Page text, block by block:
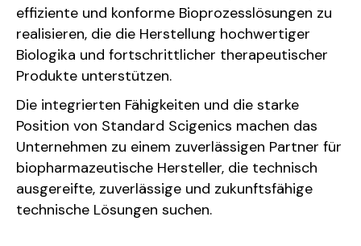
effiziente und konforme Bioprozesslösungen zu
realisieren, die die Herstellung hochwertiger
Biologika und fortschrittlicher therapeutischer
Produkte unterstützen.
Die integrierten Fähigkeiten und die starke
Position von Standard Scigenics machen das
Unternehmen zu einem zuverlässigen Partner für
biopharmazeutische Hersteller, die technisch
ausgereifte, zuverlässige und zukunftsfähige
technische Lösungen suchen.